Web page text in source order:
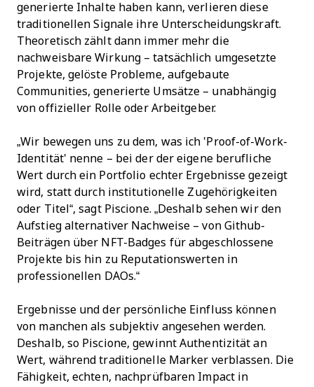
generierte Inhalte haben kann, verlieren diese
traditionellen Signale ihre Unterscheidungskraft.
Theoretisch zählt dann immer mehr die
nachweisbare Wirkung – tatsächlich umgesetzte
Projekte, gelöste Probleme, aufgebaute
Communities, generierte Umsätze – unabhängig
von offizieller Rolle oder Arbeitgeber.
„Wir bewegen uns zu dem, was ich 'Proof-of-Work-
Identität' nenne – bei der der eigene berufliche
Wert durch ein Portfolio echter Ergebnisse gezeigt
wird, statt durch institutionelle Zugehörigkeiten
oder Titel“, sagt Piscione. „Deshalb sehen wir den
Aufstieg alternativer Nachweise – von Github-
Beiträgen über NFT-Badges für abgeschlossene
Projekte bis hin zu Reputationswerten in
professionellen DAOs.“
Ergebnisse und der persönliche Einfluss können
von manchen als subjektiv angesehen werden.
Deshalb, so Piscione, gewinnt Authentizität an
Wert, während traditionelle Marker verblassen. Die
Fähigkeit, echten, nachprüfbaren Impact in